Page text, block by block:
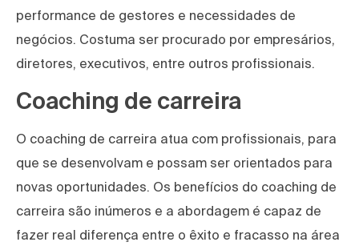
performance de gestores e necessidades de
negócios. Costuma ser procurado por empresários,
diretores, executivos, entre outros profissionais.
Coaching de carreira
O coaching de carreira atua com profissionais, para
que se desenvolvam e possam ser orientados para
novas oportunidades. Os benefícios do coaching de
carreira são inúmeros e a abordagem é capaz de
fazer real diferença entre o êxito e fracasso na área